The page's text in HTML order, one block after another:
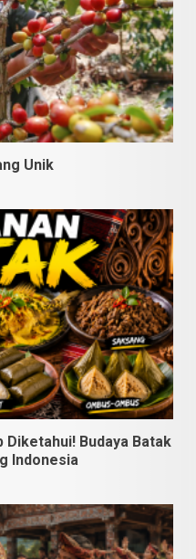
Unik
Diketahui! Budaya Batak
Indonesia
yang Wajib
Batak yang
Orang
Orang Batak
Utara,
Bittang yang
11: Finalis Stand
KompasTV